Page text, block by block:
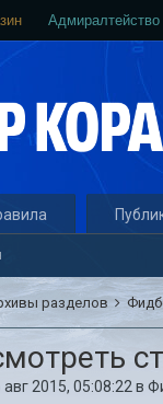
Адмиралтейство
разделов
авг 2015, 05:08:22 в